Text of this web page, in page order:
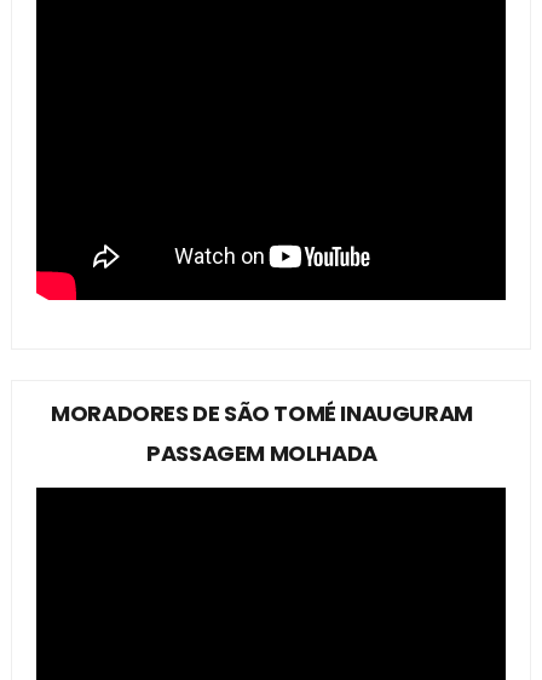
MORADORES DE SÃO TOMÉ INAUGURAM
PASSAGEM MOLHADA